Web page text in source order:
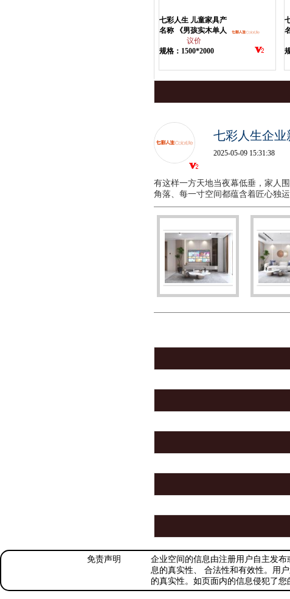
七彩人生 儿童家具产
品
名称 《男孩实木单人
儿童床》议价
规格：1500*2000
七彩人生企业
2025-05-09 15:31:38
有这样一方天地当夜幕低垂，家人
角落、每一寸空间都蕴含着匠心独
免责声明
企业空间的信息由注册用户自主发
息的真实性、 合法性和有效性。用
的真实性。如页面内的信息侵犯了